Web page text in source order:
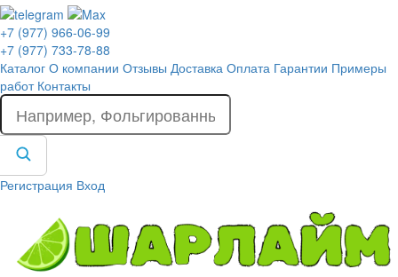
+7 (977) 966-06-99
+7 (977) 733-78-88
Каталог О компании Отзывы Доставка Оплата Гарантии Примеры
работ Контакты
Регистрация Вход